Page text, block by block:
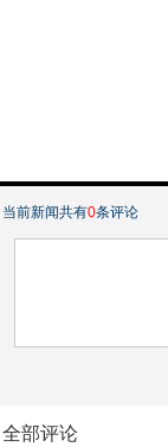
当前新闻共有0条评论
全部评论